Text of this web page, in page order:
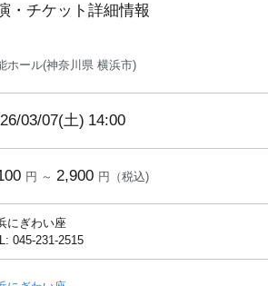
・チケット詳細情報
ホール(神奈川県 横浜市)
03/07(土) 14:00
円 ～ 2,900 円（税込)
にぎわい座
045-231-2515